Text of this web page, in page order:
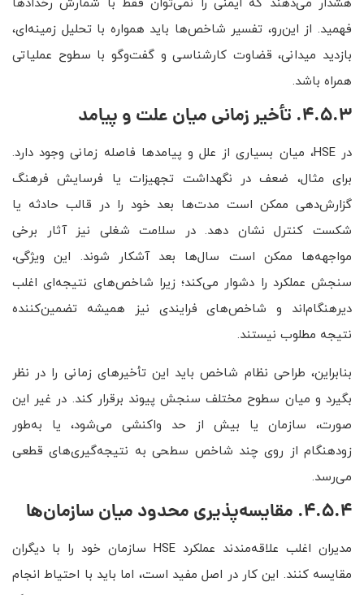
هشدار می‌دهند که ایمنی را نمی‌توان فقط با شمارش رخدادها
فهمید. از این‌رو، تفسیر شاخص‌ها باید همواره با تحلیل زمینه‌ای،
بازدید میدانی، قضاوت کارشناسی و گفت‌وگو با سطوح عملیاتی
همراه باشد.
4.5.3. تأخیر زمانی میان علت و پیامد
در HSE، میان بسیاری از علل و پیامدها فاصله زمانی وجود دارد.
برای مثال، ضعف در نگهداشت تجهیزات یا فرسایش فرهنگ
گزارش‌دهی ممکن است مدت‌ها بعد خود را در قالب حادثه یا
شکست کنترل نشان دهد. در سلامت شغلی نیز آثار برخی
مواجهه‌ها ممکن است سال‌ها بعد آشکار شوند. این ویژگی،
سنجش عملکرد را دشوار می‌کند؛ زیرا شاخص‌های نتیجه‌ای اغلب
دیرهنگام‌اند و شاخص‌های فرایندی نیز همیشه تضمین‌کننده
نتیجه مطلوب نیستند.
بنابراین، طراحی نظام شاخص باید این تأخیرهای زمانی را در نظر
بگیرد و میان سطوح مختلف سنجش پیوند برقرار کند. در غیر این
صورت، سازمان یا بیش از حد واکنشی می‌شود، یا به‌طور
زودهنگام از روی چند شاخص سطحی به نتیجه‌گیری‌های قطعی
می‌رسد.
4.5.4. مقایسه‌پذیری محدود میان سازمان‌ها
مدیران اغلب علاقه‌مندند عملکرد HSE سازمان خود را با دیگران
مقایسه کنند. این کار در اصل مفید است، اما باید با احتیاط انجام